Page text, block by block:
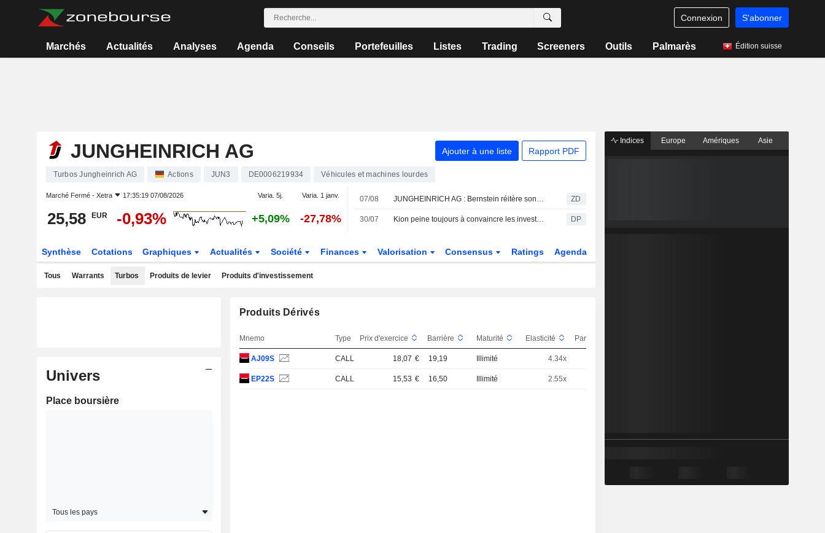
Connexion S'abonner
Marchés Actualités Analyses Agenda Conseils Portefeuilles Listes Trading Screeners Outils Palmarès Édition suisse
JUNGHEINRICH AG Ajouter à une liste Rapport PDF
Turbos Jungheinrich AG Actions JUN3 DE0006219934 Véhicules et machines lourdes
Marché Fermé - Xetra 17:35:19 07/08/2026 Varia. 5j. Varia. 1 janv.
25,58 EUR -0,93% +5,09% -27,78%
07/08 JUNGHEINRICH AG : Bernstein réitère son opinion positive sur le titre ZD
30/07 Kion peine toujours à convaincre les investisseurs DP
Synthèse Cotations Graphiques Actualités Société Finances Valorisation Consensus Ratings Agenda
Tous Warrants Turbos Produits de levier Produits d'investissement
Univers
Place boursière
Tous les pays
Produits Dérivés
Mnemo Type Prix d'exercice Barrière Maturité Elasticité Parité
AJ09S CALL 18,07 € 19,19 Illimité 4.34x
EP22S CALL 15,53 € 16,50 Illimité 2.55x
Indices Europe Amériques Asie